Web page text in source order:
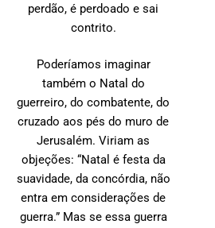
perdão, é perdoado e sai
contrito.
Poderíamos imaginar
também o Natal do
guerreiro, do combatente, do
cruzado aos pés do muro de
Jerusalém. Viriam as
objeções: “Natal é festa da
suavidade, da concórdia, não
entra em considerações de
guerra.” Mas se essa guerra